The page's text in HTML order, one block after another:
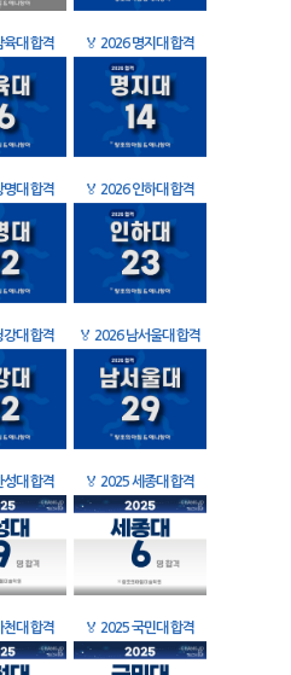
육대 합격 🏅 2026 명지대 합격
명대 합격 🏅 2026 인하대 합격
강대 합격 🏅 2026 남서울대 합격
성대 합격 🏅 2025 세종대 합격
천대 합격 🏅 2025 국민대 합격